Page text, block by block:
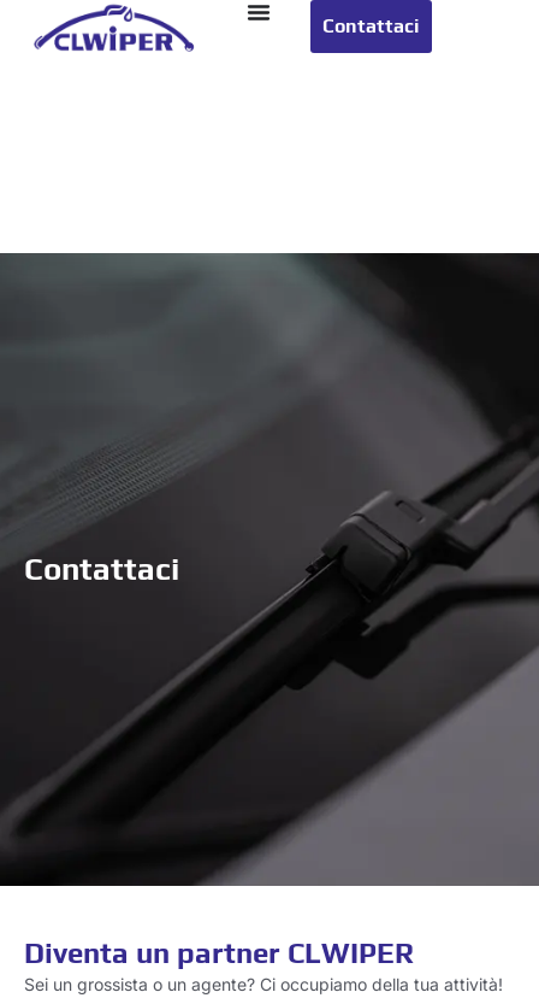
Contattaci
Contattaci
Diventa un partner CLWIPER
Sei un grossista o un agente? Ci occupiamo della tua attività!